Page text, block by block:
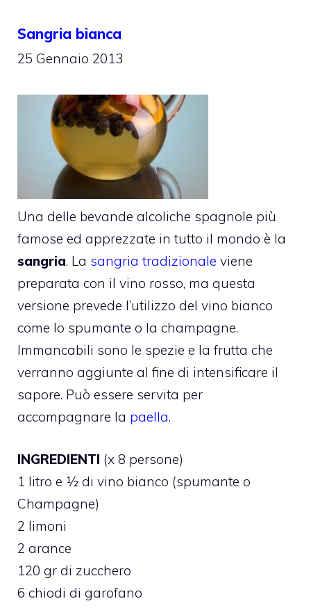
Sangria bianca
25 Gennaio 2013
Una delle bevande alcoliche spagnole più
famose ed apprezzate in tutto il mondo è la
sangria. La sangria tradizionale viene
preparata con il vino rosso, ma questa
versione prevede l’utilizzo del vino bianco
come lo spumante o la champagne.
Immancabili sono le spezie e la frutta che
verranno aggiunte al fine di intensificare il
sapore. Può essere servita per
accompagnare la paella.
INGREDIENTI (x 8 persone)
1 litro e ½ di vino bianco (spumante o
Champagne)
2 limoni
2 arance
120 gr di zucchero
6 chiodi di garofano